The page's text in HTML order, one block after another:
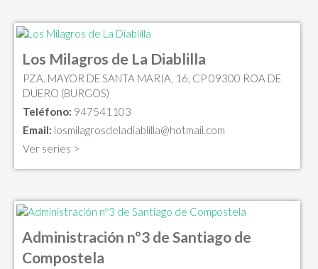
Los Milagros de La Diablilla
PZA. MAYOR DE SANTA MARIA, 16, CP 09300 ROA DE
DUERO (BURGOS)
Teléfono: 947541103
Email: losmilagrosdeladiablilla@hotmail.com
Ver series >
Administración nº3 de Santiago de
Compostela